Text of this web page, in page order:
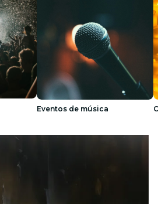
Eventos de música